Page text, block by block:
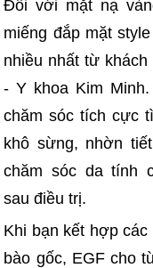
Đối với mặt nạ
miếng đắp mặt
nhiều nhất từ
- Y khoa Kim
chăm sóc tích cực
khô sừng, nhờn
chăm sóc da tính
sau điều trị.
Khi bạn kết hợp
bào gốc, EGF cho